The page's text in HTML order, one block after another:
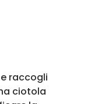
raccogli
ciotola